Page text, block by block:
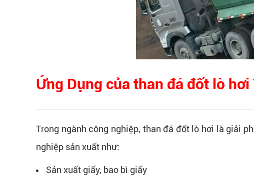
Ứng Dụng của than đá đốt lò
Trong ngành công nghiệp, than đá đốt lò hơi là giải
nghiệp sản xuất như:
Sản xuất giấy, bao bì giấy